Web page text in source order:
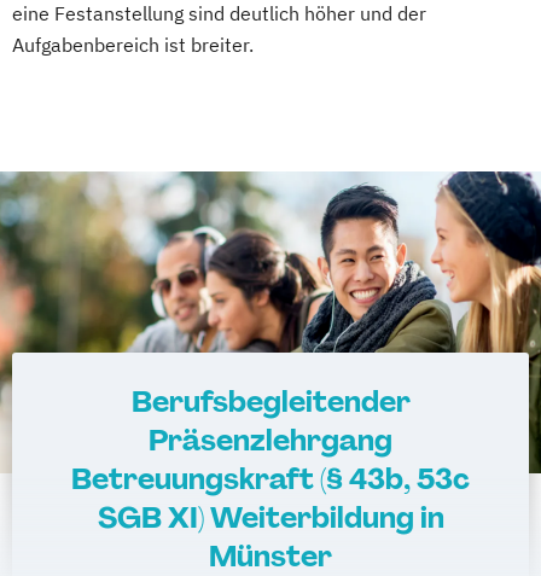
eine Festanstellung sind deutlich höher und der
Aufgabenbereich ist breiter.
Berufsbegleitender
Präsenzlehrgang
Betreuungskraft (§ 43b, 53c
SGB XI) Weiterbildung in
Münster